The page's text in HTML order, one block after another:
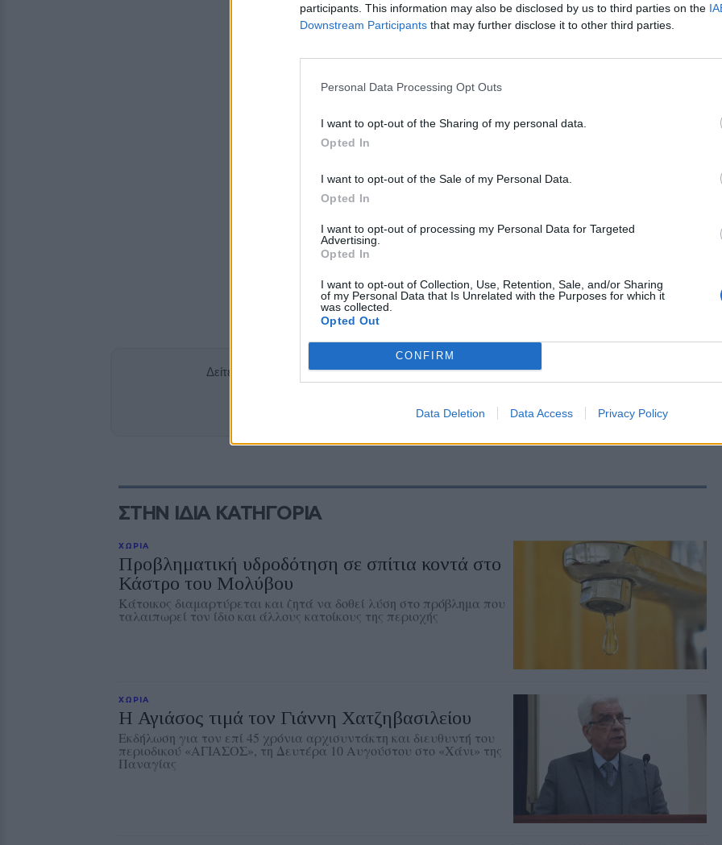
participants. This information may also be disclosed by us to third parties on the
Downstream Participants that may further disclose it to other third parties.
Personal Data Processing Opt Outs
I want to opt-out of the Sharing of my personal data.
Opted In
I want to opt-out of the Sale of my Personal Data.
Opted In
I want to opt-out of processing my Personal Data for Targeted
Advertising.
Opted In
I want to opt-out of Collection, Use, Retention, Sale, and/or Sharing
of my Personal Data that Is Unrelated with the Purposes for which it
was collected.
Opted Out
CONFIRM
Data Deletion Data Access Privacy Policy
Δείτε περισσότερα άρθρα μας στα αποτελέσματα αναζήτησης
ΣΤΗΝ ΙΔΙΑ ΚΑΤΗΓΟΡΙΑ
ΧΩΡΙΑ
Προβληματική υδροδότηση σε σπίτια κοντά στο
Κάστρο του Μολύβου
Κάτοικος διαμαρτύρεται και ζητά να δοθεί λύση στο πρόβλημα που
ταλαιπωρεί τον ίδιο και άλλους κατοίκους της περιοχής
ΧΩΡΙΑ
Η Αγιάσος τιμά τον Γιάννη Χατζηβασιλείου
Εκδήλωση για τον επί 45 χρόνια αρχισυντάκτη και διευθυντή του
περιοδικού «ΑΓΙΑΣΟΣ», τη Δευτέρα 10 Αυγούστου στο «Χάνι» της
Παναγίας